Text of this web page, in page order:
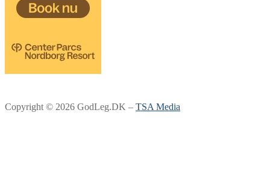
Copyright © 2026 GodLeg.DK – TSA Media